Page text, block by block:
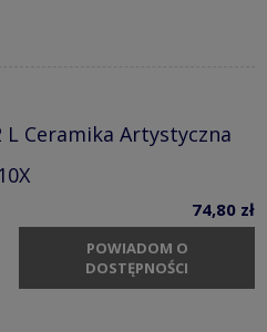
L Ceramika Artystyczna
74,80 zł
POWIADOM O
DOSTĘPNOŚCI